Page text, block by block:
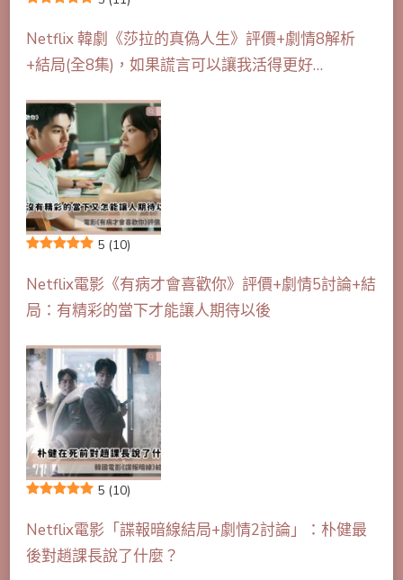
Netflix 韓劇《莎拉的真偽人生》評價+劇情8解析
+結局(全8集)，如果謊言可以讓我活得更好…
5 (10)
Netflix電影《有病才會喜歡你》評價+劇情5討論+結
局：有精彩的當下才能讓人期待以後
5 (10)
Netflix電影「諜報暗線結局+劇情2討論」：朴健最
後對趙課長說了什麼？